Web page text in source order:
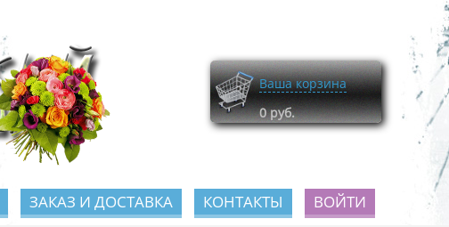
Ваша корзина
0 руб.
ЗАКАЗ И ДОСТАВКА КОНТАКТЫ ВОЙТИ